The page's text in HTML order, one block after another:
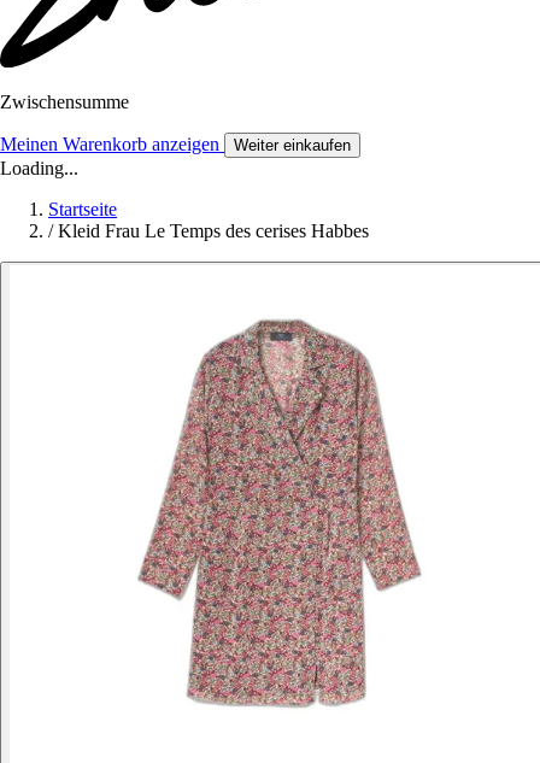
Zwischensumme
Meinen Warenkorb anzeigen Weiter einkaufen
Loading...
Startseite
/ Kleid Frau Le Temps des cerises Habbes